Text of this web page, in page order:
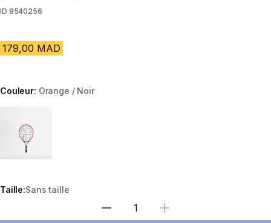
ID 8540256
179,00 MAD
Couleur: Orange / Noir
Taille:Sans taille
Sélectionnez la quantité